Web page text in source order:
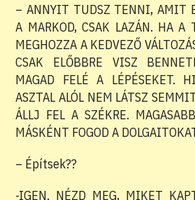
– ANNYIT TUDSZ TENNI, AMIT
A MARKOD, CSAK LAZÁN. HA A
MEGHOZZA A KEDVEZŐ
CSAK ELŐBBRE VISZ
MAGAD FELÉ A LÉPÉSEKET.
ASZTAL ALÓL NEM LÁTSZ
ÁLLJ FEL A SZÉKRE.
MÁSKÉNT FOGOD A
– Építsek??
-IGEN. NÉZD MEG, MIKET